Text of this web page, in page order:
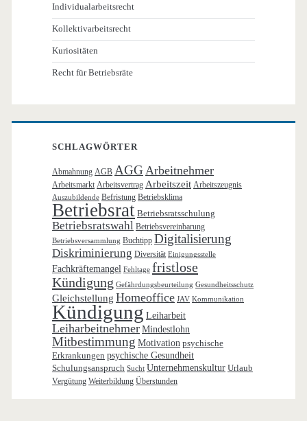
Individualarbeitsrecht
Kollektivarbeitsrecht
Kuriositäten
Recht für Betriebsräte
SCHLAGWÖRTER
Abmahnung AGB AGG Arbeitnehmer
Arbeitsmarkt Arbeitsvertrag Arbeitszeit Arbeitszeugnis
Auszubildende Befristung Betriebsklima
Betriebsrat Betriebsratsschulung
Betriebsratswahl Betriebsvereinbarung
Betriebsversammlung Buchtipp Digitalisierung
Diskriminierung Diversität Einigungsstelle
Fachkräftemangel Fehltage fristlose
Kündigung Gefährdungsbeurteilung Gesundheitsschutz
Gleichstellung Homeoffice JAV Kommunikation
Kündigung Leiharbeit
Leiharbeitnehmer Mindestlohn
Mitbestimmung Motivation psychische
Erkrankungen psychische Gesundheit
Schulungsanspruch Sucht Unternehmenskultur Urlaub
Vergütung Weiterbildung Überstunden